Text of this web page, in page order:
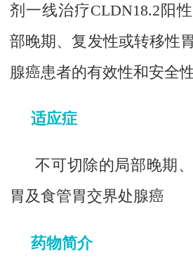
剂一线治疗CLDN18.2阳
部晚期、复发性或转移性
腺癌患者的有效性和安全
适应症
不可切除的局部晚期
胃及食管胃交界处腺癌
药物简介